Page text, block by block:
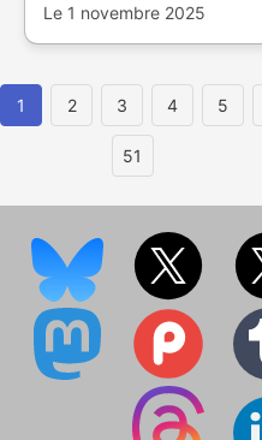
Le 1 novembre 2025
1 2 3 4 5
51